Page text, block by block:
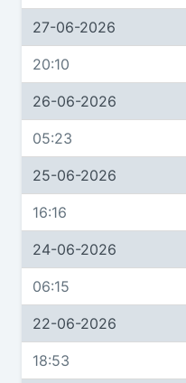
27-06-2026
20:10
26-06-2026
05:23
25-06-2026
16:16
24-06-2026
06:15
22-06-2026
18:53